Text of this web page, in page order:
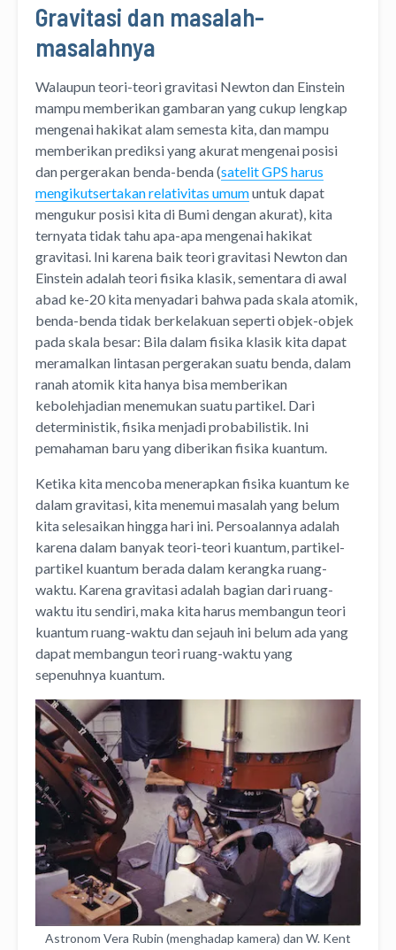
Gravitasi dan masalah-
masalahnya
Walaupun teori-teori gravitasi Newton dan Einstein
mampu memberikan gambaran yang cukup lengkap
mengenai hakikat alam semesta kita, dan mampu
memberikan prediksi yang akurat mengenai posisi
dan pergerakan benda-benda (satelit GPS harus
mengikutsertakan relativitas umumuntuk dapat
mengukur posisi kita di Bumi dengan akurat), kita
ternyata tidak tahu apa-apa mengenai hakikat
gravitasi. Ini karena baik teori gravitasi Newton dan
Einstein adalah teori fisika klasik, sementara di awal
abad ke-20 kita menyadari bahwa pada skala atomik,
benda-benda tidak berkelakuan seperti objek-objek
pada skala besar: Bila dalam fisika klasik kita dapat
meramalkan lintasan pergerakan suatu benda, dalam
ranah atomik kita hanya bisa memberikan
kebolehjadian menemukan suatu partikel. Dari
deterministik, fisika menjadi probabilistik. Ini
pemahaman baru yang diberikan fisika kuantum.
Ketika kita mencoba menerapkan fisika kuantum ke
dalam gravitasi, kita menemui masalah yang belum
kita selesaikan hingga hari ini. Persoalannya adalah
karena dalam banyak teori-teori kuantum, partikel-
partikel kuantum berada dalam kerangka ruang-
waktu. Karena gravitasi adalah bagian dari ruang-
waktu itu sendiri, maka kita harus membangun teori
kuantum ruang-waktu dan sejauh ini belum ada yang
dapat membangun teori ruang-waktu yang
sepenuhnya kuantum.
Astronom Vera Rubin (menghadap kamera) dan W. Kent